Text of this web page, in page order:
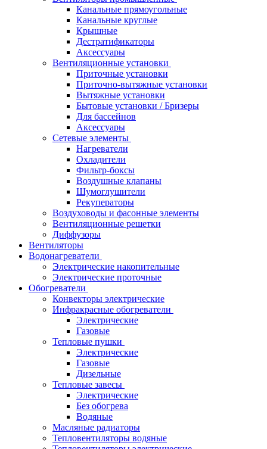
Канальные прямоугольные
Канальные круглые
Крышные
Дестратификаторы
Аксессуары
Вентиляционные установки
Приточные установки
Приточно-вытяжные установки
Вытяжные установки
Бытовые установки / Бризеры
Для бассейнов
Аксессуары
Сетевые элементы
Нагреватели
Охладители
Фильтр-боксы
Воздушные клапаны
Шумоглушители
Рекуператоры
Воздуховоды и фасонные элементы
Вентиляционные решетки
Диффузоры
Вентиляторы
Водонагреватели
Электрические накопительные
Электрические проточные
Обогреватели
Конвекторы электрические
Инфракрасные обогреватели
Электрические
Газовые
Тепловые пушки
Электрические
Газовые
Дизельные
Тепловые завесы
Электрические
Без обогрева
Водяные
Масляные радиаторы
Тепловентиляторы водяные